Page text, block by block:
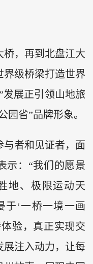
桥，再到北盘江大
级桥梁打造世界
发展正引领山地旅
园省”品牌形象。
与者和见证者，面
示：“我们的愿景
地、极限运动天
于‘一桥一境一画
验，真正实现交
展注入动力，让每